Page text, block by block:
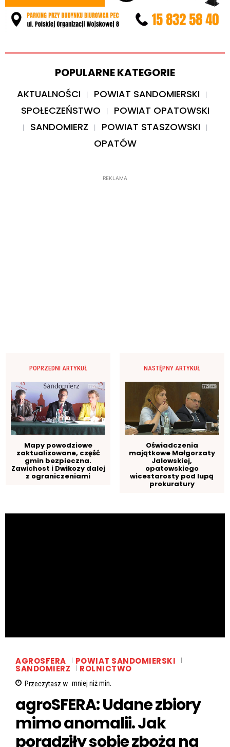
POPULARNE KATEGORIE
AKTUALNOŚCI
POWIAT SANDOMIERSKI
SPOŁECZEŃSTWO
POWIAT OPATOWSKI
SANDOMIERZ
POWIAT STASZOWSKI
OPATÓW
REKLAMA
POPRZEDNI ARTYKUŁ
Mapy powodziowe
zaktualizowane, część
gmin bezpieczna.
Zawichost i Dwikozy dalej
z ograniczeniami
NASTĘPNY ARTYKUŁ
Oświadczenia
majątkowe Małgorzaty
Jalowskiej,
opatowskiego
wicestarosty pod lupą
prokuratury